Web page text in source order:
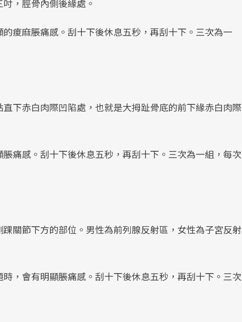
，脛骨內側後緣處。
痠麻脹痛感。刮十下後休息五秒，再刮十下。三次為一
下赤白肉際凹陷處，也就是大拇趾骨底的前下緣赤白肉際
痛感。刮十下後休息五秒，再刮十下。三次為一組，每次
關節下方的部位。男性為前列腺反射區，女性為子宮反射
，會有明顯脹痛感。刮十下後休息五秒，再刮十下。三次